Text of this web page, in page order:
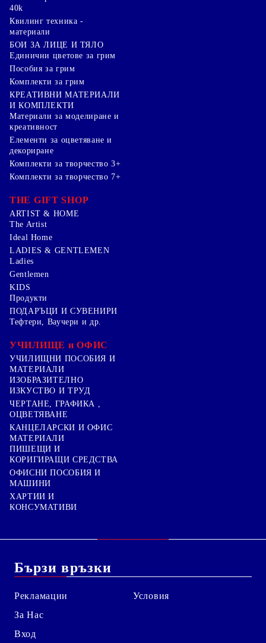
40k
Квилинг техника -
материали
БОИ ЗА ЛИЦЕ И ТЯЛО
Единични цветове за грим
Пособия за грим
Комплекти за грим
КРЕАТИВНИ МАТЕРИАЛИ
И КОМПЛЕКТИ
Mатериали за моделиране и
креативност
Елементи за оцветяване и
декориране
Комплекти за творчество 3+
Комплекти за творчество 7+
THE GIFT SHOP
ARTIST & HOME
The Artist
Ideal Home
LADIES & GENTLEMEN
Ladies
Gentlemen
KIDS
Продукти
ПОДАРЪЦИ И СУВЕНИРИ
Тефтери, Ваучери и др.
УЧИЛИЩЕ и ОФИС
УЧИЛИЩНИ ПОСОБИЯ И
МАТЕРИАЛИ
ИЗОБРАЗИТЕЛНО
ИЗКУСТВО И ТРУД
ЧЕРТАНЕ, ГРАФИКА ,
ОЦВЕТЯВАНЕ
КАНЦЕЛАРСКИ И ОФИС
МАТЕРИАЛИ
ПИШЕЩИ И
КОРИГИРАЩИ СРЕДСТВА
ОФИСНИ ПОСОБИЯ И
МАШИНИ
ХАРТИИ И
КОНСУМАТИВИ
Бързи връзки
Рекламации
За Нас
Вход
Условия